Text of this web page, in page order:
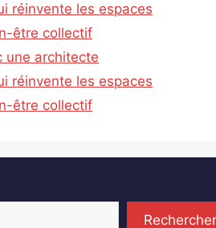
réinvente les espaces
être collectif
une architecte
réinvente les espaces
être collectif
Rechercher